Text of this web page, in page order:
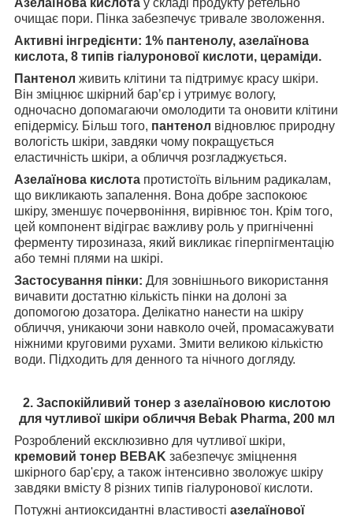
очищає пори. Пінка забезпечує тривале зволоження.
Активні інгредієнти: 1% пантенолу, азелаїнова
кислота, 8 типів гіалуронової кислоти, цераміди.
Пантенол живить клітини та підтримує красу шкіри.
Він зміцнює шкірний бар’єр і утримує вологу,
одночасно допомагаючи омолодити та оновити клітини
епідермісу. Більш того, пантенол відновлює природну
вологість шкіри, завдяки чому покращується
еластичність шкіри, а обличчя розгладжується.
Азелаїнова кислота протистоїть вільним радикалам,
що викликають запалення. Вона добре заспокоює
шкіру, зменшує почервоніння, вирівнює тон. Крім того,
цей компонент відіграє важливу роль у пригніченні
ферменту тирозиназа, який викликає гіперпігментацію
або темні плями на шкірі.
Застосування пінки: Для зовнішнього використання
вичавити достатню кількість пінки на долоні за
допомогою дозатора. Делікатно нанести на шкіру
обличчя, уникаючи зони навколо очей, промасажувати
ніжними круговими рухами. Змити великою кількістю
води. Підходить для денного та нічного догляду.
2. Заспокійливий тонер з азелаїновою кислотою
для чутливої шкіри обличчя Bebak Pharma, 200 мл
Розроблений ексклюзивно для чутливої шкіри,
кремовий тонер BEBAK забезпечує зміцнення
шкірного бар'єру, а також інтенсивно зволожує шкіру
завдяки вмісту 8 різних типів гіалуронової кислоти.
Потужні антиоксидантні властивості азелаїнової